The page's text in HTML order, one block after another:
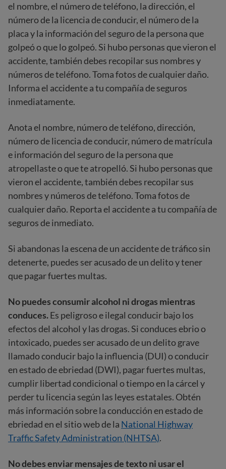
el nombre, el número de teléfono, la dirección, el
número de la licencia de conducir, el número de la
placa y la información del seguro de la persona que
golpeó o que lo golpeó. Si hubo personas que vieron el
accidente, también debes recopilar sus nombres y
números de teléfono. Toma fotos de cualquier daño.
Informa el accidente a tu compañía de seguros
inmediatamente.
Anota el nombre, número de teléfono, dirección,
número de licencia de conducir, número de matrícula
e información del seguro de la persona que
atropellaste o que te atropelló. Si hubo personas que
vieron el accidente, también debes recopilar sus
nombres y números de teléfono. Toma fotos de
cualquier daño. Reporta el accidente a tu compañía de
seguros de inmediato.
Si abandonas la escena de un accidente de tráfico sin
detenerte, puedes ser acusado de un delito y tener
que pagar fuertes multas.
No puedes consumir alcohol ni drogas mientras
conduces.Es peligroso e ilegal conducir bajo los
efectos del alcohol y las drogas. Si conduces ebrio o
intoxicado, puedes ser acusado de un delito grave
llamado conducir bajo la influencia (DUI) o conducir
en estado de ebriedad (DWI), pagar fuertes multas,
cumplir libertad condicional o tiempo en la cárcel y
perder tu licencia según las leyes estatales. Obtén
más información sobre la conducción en estado de
ebriedad en el sitio web de la National Highway
Traffic Safety Administration (NHTSA).
No debes enviar mensajes de texto ni usar el